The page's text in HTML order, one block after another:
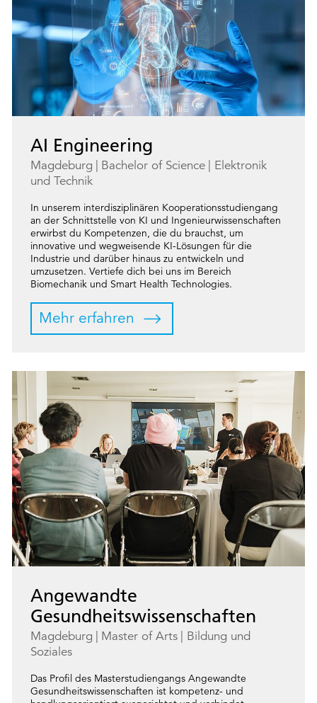
AI Engineering
Magdeburg Bachelor of Science
Elektronik
und Technik
In unserem interdisziplinären Kooperationsstudiengang
an der Schnittstelle von KI und Ingenieurwissenschaften
erwirbst du Kompetenzen, die du brauchst, um
innovative und wegweisende KI-Lösungen für die
Industrie und darüber hinaus zu entwickeln und
umzusetzen. Vertiefe dich bei uns im Bereich
Biomechanik und Smart Health Technologies.
Mehr erfahren
Angewandte
Gesundheitswissenschaften
Magdeburg Master of Arts
Bildung und
Soziales
Das Profil des Masterstudiengangs Angewandte
Gesundheitswissenschaften ist kompetenz- und